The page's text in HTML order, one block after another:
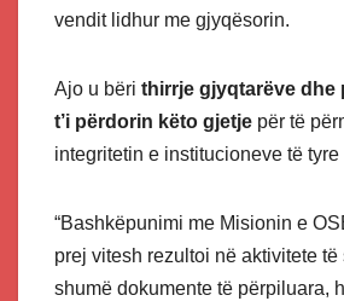
vendit lidhur me gjyqësorin.
Ajo u bëri thirrje gjyqtarëve dhe
t’i përdorin këto gjetje për të
integritetin e institucioneve të tyre
“Bashkëpunimi me Misionin e
prej vitesh rezultoi në aktivitete të
shumë dokumente të përpiluara,